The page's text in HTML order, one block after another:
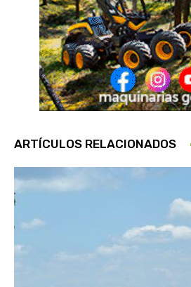
ARTÍCULOS RELACIONADOS